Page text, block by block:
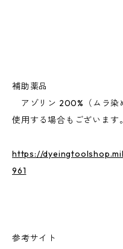
補助薬品
アゾリン 200%（ムラ染
使用する場合もございます。
https://
961
参考サイト